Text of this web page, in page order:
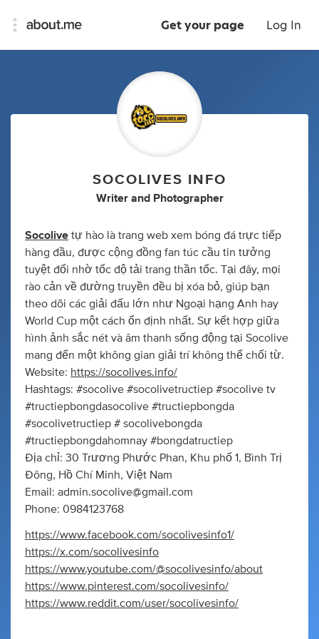
Get your page Log In
SOCOLIVES INFO
Writer and Photographer
Socolive tự hào là trang web xem bóng đá trực tiếp
hàng đầu, được cộng đồng fan túc cầu tin tưởng
tuyệt đối nhờ tốc độ tải trang thần tốc. Tại đây, mọi
rào cản về đường truyền đều bị xóa bỏ, giúp bạn
theo dõi các giải đấu lớn như Ngoại hạng Anh hay
World Cup một cách ổn định nhất. Sự kết hợp giữa
hình ảnh sắc nét và âm thanh sống động tại Socolive
mang đến một không gian giải trí không thể chối từ.
Website: https://socolives.info/
Hashtags: #socolive #socolivetructiep #socolive tv
#tructiepbongdasocolive #tructiepbongda
#socolivetructiep # socolivebongda
#tructiepbongdahomnay #bongdatructiep
Địa chỉ: 30 Trương Phước Phan, Khu phố 1, Bình Trị
Đông, Hồ Chí Minh, Việt Nam
Email: admin.socolive@gmail.com
Phone: 0984123768
https://www.facebook.com/socolivesinfo1/
https://x.com/socolivesinfo
https://www.youtube.com/@socolivesinfo/about
https://www.pinterest.com/socolivesinfo/
https://www.reddit.com/user/socolivesinfo/